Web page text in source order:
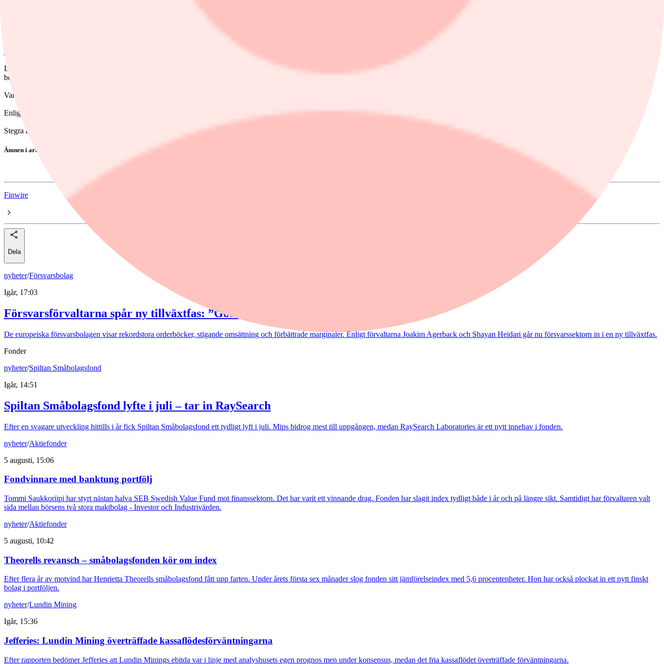
Det rapporterar Dagens industri med hänvisning till källor. Så sent som i november uppgav bolaget att omkring 10 miljarder kronor behövdes för att slutföra projektet, men i senare samtal med finansiärer ska
behovet ha ökat till motsvarande omkring 2 miljarder euro, motsvarande drygt 20 miljarder kronor.
Varför kapitalbehovet plötsligt blivit större är oklart. En investerare säger till Di att "det är fullkomligt oseriöst. Kaosartat i princip".
Enligt uppgifterna har bolaget kallat investerare till ett nytt möte på onsdagen med kort varsel. Det är oklart vad som står på agendan.
Stegra avböjer att kommentera det ytterligare kapitalbehovet men säger att man räknar med att slutföra finansieringsrundan på 10 miljarder kronor under första kvartalet.
Ämnen i artikeln
Finwire
Dela
nyheter/Försvarsbolag
Igår, 17:03
Försvarsförvaltarna spår ny tillväxtfas: ”Goda förutsättningar”
De europeiska försvarsbolagen visar rekordstora orderböcker, stigande omsättning och förbättrade marginaler. Enligt förvaltarna Joakim Agerback och Shayan Heidari går nu försvarssektorn in i en ny tillväxtfas.
Fonder
nyheter/Spiltan Småbolagsfond
Igår, 14:51
Spiltan Småbolagsfond lyfte i juli – tar in RaySearch
Efter en svagare utveckling hittills i år fick Spiltan Småbolagsfond ett tydligt lyft i juli. Mips bidrog mest till uppgången, medan RaySearch Laboratories är ett nytt innehav i fonden.
nyheter/Aktiefonder
5 augusti, 15:06
Fondvinnare med banktung portfölj
Tommi Saukkoriipi har styrt nästan halva SEB Swedish Value Fund mot finanssektorn. Det har varit ett vinnande drag. Fonden har slagit index tydligt både i år och på längre sikt. Samtidigt har förvaltaren valt
sida mellan börsens två stora maktbolag - Investor och Industrivärden.
nyheter/Aktiefonder
5 augusti, 10:42
Theorells revansch – småbolagsfonden kör om index
Efter flera år av motvind har Henrietta Theorells småbolagsfond fått upp farten. Under årets första sex månader slog fonden sitt jämförelseindex med 5,6 procentenheter. Hon har också plockat in ett nytt finskt
bolag i portföljen.
nyheter/Lundin Mining
Igår, 15:36
Jefferies: Lundin Mining överträffade kassaflödesförväntningarna
Efter rapporten bedömer Jefferies att Lundin Minings ebitda var i linje med analyshusets egen prognos men under konsensus, medan det fria kassaflödet överträffade förväntningarna.